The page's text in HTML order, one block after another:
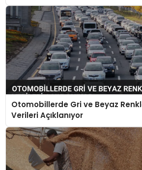
Otomobillerde Gri ve Beyaz
Verileri Açıklanıyor